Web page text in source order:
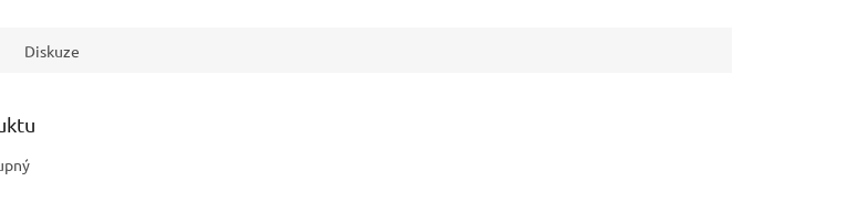
Diskuze